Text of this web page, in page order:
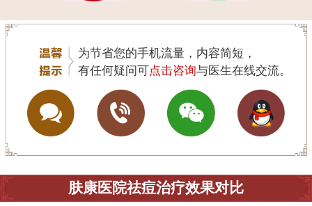
为节省您的手机流量，内容简短，
有任何疑问可点击咨询与医生在线交流。
肤康医院祛痘治疗效果对比